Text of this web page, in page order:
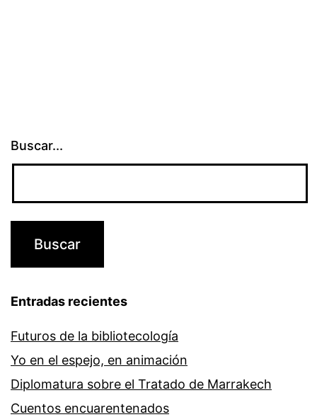
Buscar...
Entradas recientes
Futuros de la bibliotecología
Yo en el espejo, en animación
Diplomatura sobre el Tratado de Marrakech
Cuentos encuarentenados